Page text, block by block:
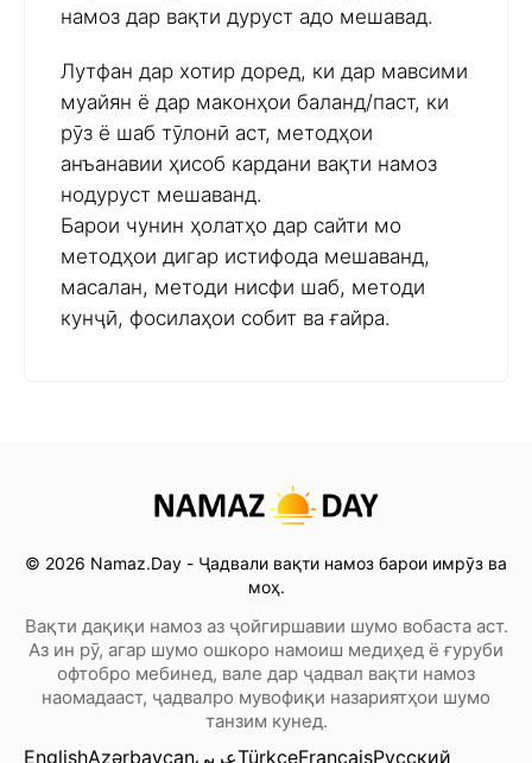
намоз дар вақти дуруст адо мешавад.
Лутфан дар хотир доред, ки дар мавсими
муайян ё дар маконҳои баланд/паст, ки
рӯз ё шаб тӯлонӣ аст, методҳои
анъанавии ҳисоб кардани вақти намоз
нодуруст мешаванд.
Барои чунин ҳолатҳо дар сайти мо
методҳои дигар истифода мешаванд,
масалан, методи нисфи шаб, методи
кунҷӣ, фосилаҳои собит ва ғайра.
© 2026 Namaz.Day - Ҷадвали вақти намоз барои имрӯз ва
моҳ.
Вақти дақиқи намоз аз ҷойгиршавии шумо вобаста аст.
Аз ин рӯ, агар шумо ошкоро намоиш медиҳед ё ғуруби
офтобро мебинед, вале дар ҷадвал вақти намоз
наомадааст, ҷадвалро мувофиқи назариятҳои шумо
танзим кунед.
EnglishAzərbaycanعربيTürkçeFrançaisРусский